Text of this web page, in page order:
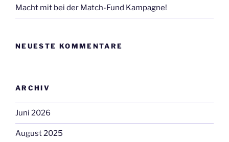
Macht mit bei der Match-Fund Kampagne!
NEUESTE KOMMENTARE
ARCHIV
Juni 2026
August 2025